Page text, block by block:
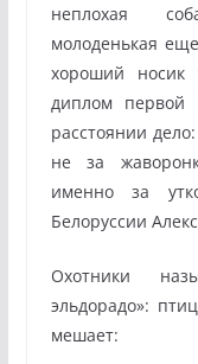
неплохая
молоденькая
хороший
диплом первой
расстоянии
не за
именно за
Белоруссии
Охотники
эльдорадо»:
мешает: